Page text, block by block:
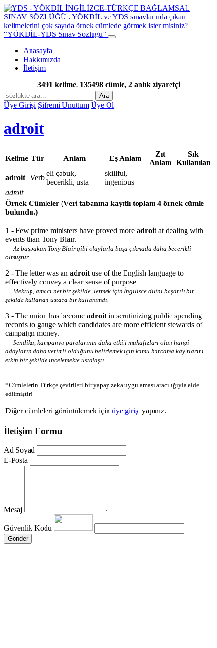
“YÖKDİL-YDS Sınav Sözlüğü”
Anasayfa
Hakkımızda
İletişim
3491 kelime, 135498 cümle, 2 anlık ziyaretçi
Ara
Üye Girişi Şifremi Unuttum Üye Ol
adroit
Kelime Tür Anlam Eş Anlam
Zıt
Anlam
Sık
Kullanılan
adroit Verb
eli çabuk,
becerikli, usta
skillful,
ingenious
adroit
Örnek Cümleler (Veri tabanına kayıtlı toplam 4 örnek cümle
bulundu.)
1 - Few prime ministers have proved more adroit at dealing with
events than Tony Blair.
Az başbakan Tony Blair gibi olaylarla başa çıkmada daha becerikli
olmuştur.
2 - The letter was an adroit use of the English language to
effectively convey a clear sense of purpose.
Mektup, amacı net bir şekilde iletmek için İngilizce dilini başarılı bir
şekilde kullanan ustaca bir kullanımdı.
3 - The union has become adroit in scrutinizing public spending
records to gauge which candidates are more efficient stewards of
campaign money.
Sendika, kampanya paralarının daha etkili muhafızları olan hangi
adayların daha verimli olduğunu belirlemek için kamu harcama kayıtlarını
etkin bir şekilde incelemekte ustalaştı.
*Cümlelerin Türkçe çevirileri bir yapay zeka uygulaması aracılığıyla elde
edilmiştir!
Diğer cümleleri görüntülemek için üye girişi yapınız.
İletişim Formu
Ad Soyad
E-Posta
Mesaj
Güvenlik Kodu
Gönder